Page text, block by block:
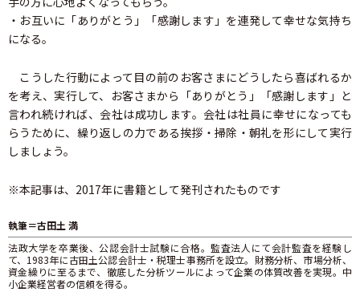
・お互いに「ありがとう」「感謝します」を連発して幸せな気持ち
になる。
こうした行動によって目の前のお客さまにどうしたら喜ばれるか
を考え、実行して、お客さまから「ありがとう」「感謝します」と
言われ続ければ、会社は成功します。会社は社員に幸せになっても
らうために、繰り返しの力である挨拶・掃除・朝礼を形にして実行
しましょう。
※本記事は、2017年に書籍として発刊されたものです
執筆＝古田土 満
法政大学を卒業後、公認会計士試験に合格。監査法人にて会計監査を経験し
て、1983年に古田土公認会計士・税理士事務所を設立。財務分析、市場分析、
資金繰りに至るまで、徹底した分析ツールによって企業の体質改善を実現。中
小企業経営者の信頼を得る。